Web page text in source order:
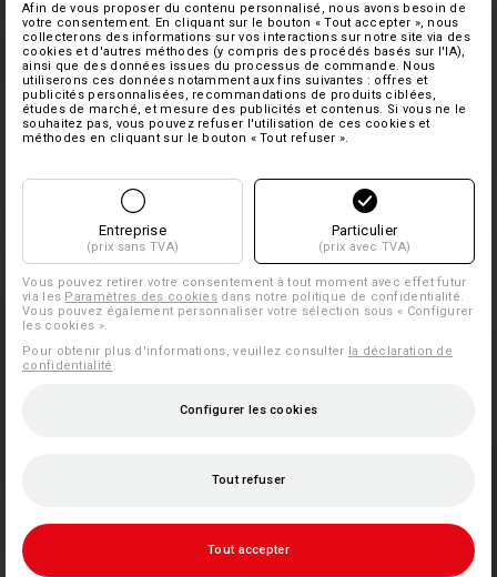
Afin de vous proposer du contenu personnalisé, nous avons besoin de
votre consentement. En cliquant sur le bouton « Tout accepter », nous
collecterons des informations sur vos interactions sur notre site via des
cookies et d'autres méthodes (y compris des procédés basés sur l'IA),
ainsi que des données issues du processus de commande. Nous
utiliserons ces données notamment aux fins suivantes : offres et
publicités personnalisées, recommandations de produits ciblées,
études de marché, et mesure des publicités et contenus. Si vous ne le
souhaitez pas, vous pouvez refuser l'utilisation de ces cookies et
méthodes en cliquant sur le bouton « Tout refuser ».
Entreprise
(prix sans TVA)
Particulier
(prix avec TVA)
Vous pouvez retirer votre consentement à tout moment avec effet futur
via les Paramètres des cookies dans notre politique de confidentialité.
Vous pouvez également personnaliser votre sélection sous « Configurer
les cookies ».
Pour obtenir plus d'informations, veuillez consulter la déclaration de
confidentialité .
Configurer les cookies
Tout refuser
Tout accepter